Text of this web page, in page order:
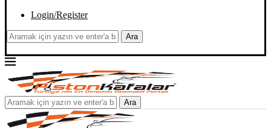
Login/Register
Ara
Ara